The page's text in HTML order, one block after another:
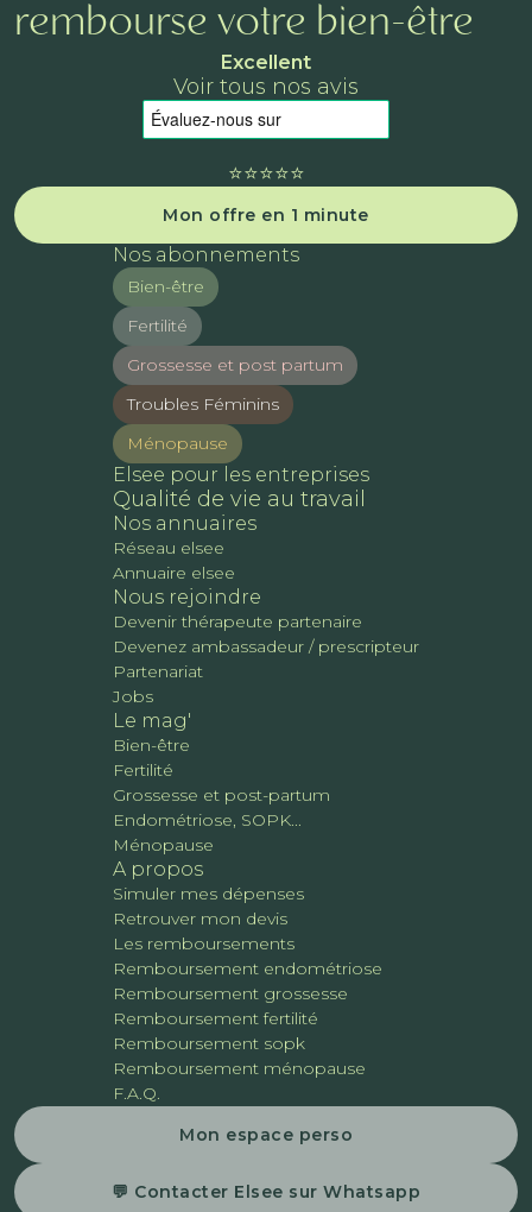
rembourse votre bien-être
Excellent
Voir tous nos avis
⭐️⭐️⭐️⭐️⭐️
Mon offre en 1 minute
Nos abonnements
Bien-être
Fertilité
Grossesse et post partum
Troubles Féminins
Ménopause
Elsee pour les entreprises
Qualité de vie au travail
Nos annuaires
Réseau elsee
Annuaire elsee
Nous rejoindre
Devenir thérapeute partenaire
Devenez ambassadeur / prescripteur
Partenariat
Jobs
Le mag'
Bien-être
Fertilité
Grossesse et post-partum
Endométriose, SOPK...
Ménopause
A propos
Simuler mes dépenses
Retrouver mon devis
Les remboursements
Remboursement endométriose
Remboursement grossesse
Remboursement fertilité
Remboursement sopk
Remboursement ménopause
F.A.Q.
Mon espace perso
💬 Contacter Elsee sur Whatsapp